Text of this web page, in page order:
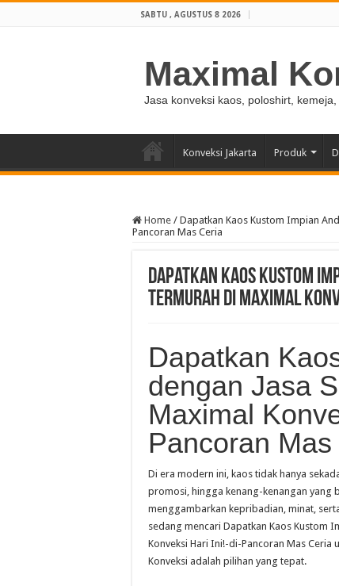
SABTU , AGUSTUS 8 2026
Maximal
Jasa konveksi kaos, poloshirt,
Konveksi Jakarta Produk
Home / Dapatkan Kaos Kustom Impian
Pancoran Mas Ceria
Dapatkan Kaos Kustom
Termurah di Maximal
Dapatkan
dengan Jasa
Maximal
Pancoran
Di era modern ini, kaos tidak hanya
promosi, hingga kenang-kenangan yang
menggambarkan kepribadian, minat,
sedang mencari Dapatkan Kaos Kustom
Konveksi Hari Ini!-di-Pancoran Mas Ceria
Konveksi adalah pilihan yang tepat.